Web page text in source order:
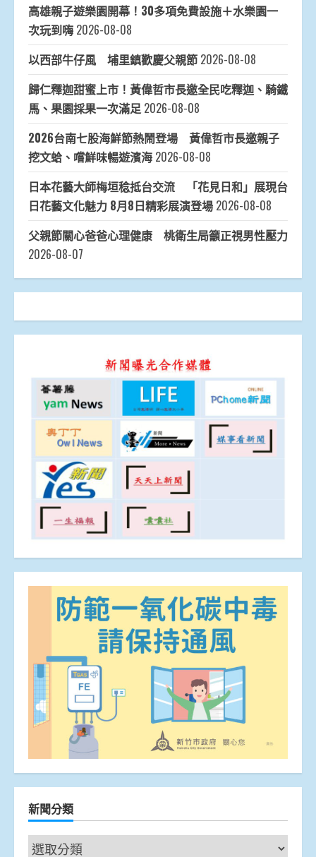
高雄親子遊樂園開幕！30多項免費設施＋水樂園一
次玩到嗨 2026-08-08
以西部牛仔風 埔里鎮歡慶父親節 2026-08-08
歸仁釋迦甜蜜上市！黃偉哲市長邀全民吃釋迦、騎鐵
馬、果園採果一次滿足 2026-08-08
2026台南七股海鮮節熱鬧登場 黃偉哲市長邀親子
挖文蛤、嚐鮮味暢遊濱海 2026-08-08
日本花藝大師梅垣稔抵台交流 「花見日和」展現台
日花藝文化魅力 8月8日精彩展演登場 2026-08-08
父親節關心爸爸心理健康 桃衛生局籲正視男性壓力
2026-08-07
新聞分類
新